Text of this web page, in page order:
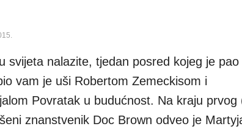
svijeta nalazite, tjedan posred kojeg je pao
vam je uši Robertom Zemeckisom i
Povratak u budućnost. Na kraju prvog
znanstvenik Doc Brown odveo je